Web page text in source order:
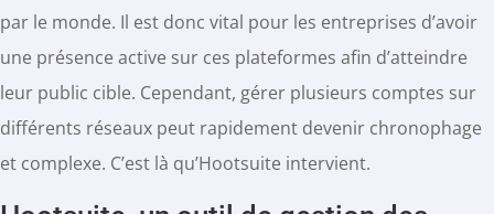
par le monde. Il est donc vital pour les entreprises d’avoir
une présence active sur ces plateformes afin d’atteindre
leur public cible. Cependant, gérer plusieurs comptes sur
différents réseaux peut rapidement devenir chronophage
et complexe. C’est là qu’Hootsuite intervient.